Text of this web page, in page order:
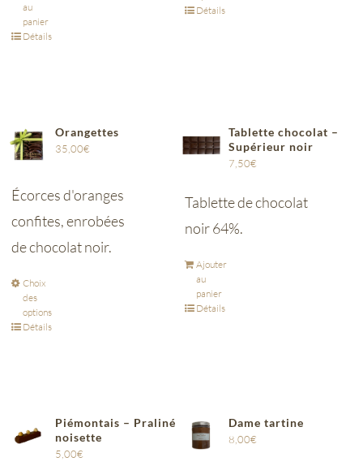
au
panier
Détails
Détails
Orangettes
35,00€
Écorces d'oranges
confites, enrobées
de chocolat noir.
Choix
des
options
Détails
Tablette chocolat –
Supérieur noir
7,50€
Tablette de chocolat
noir 64%.
Ajouter
au
panier
Détails
Piémontais – Praliné
noisette
5,00€
Dame tartine
8,00€